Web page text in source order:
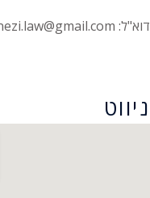
דוא"ל: cohenezi.law@gmail.com
ניווט